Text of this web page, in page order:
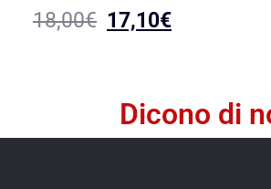
18,00€ 17,10€
Dicono di